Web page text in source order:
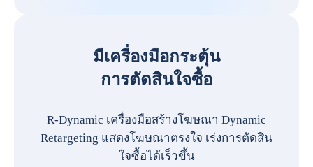
มีเครื่องมือกระตุ้น
การตัดสินใจซื้อ
R-Dynamic เครื่องมือสร้างโฆษณา Dynamic
Retargeting แสดงโฆษณาตรงใจ เร่งการตัดสิน
ใจซื้อได้เร็วขึ้น